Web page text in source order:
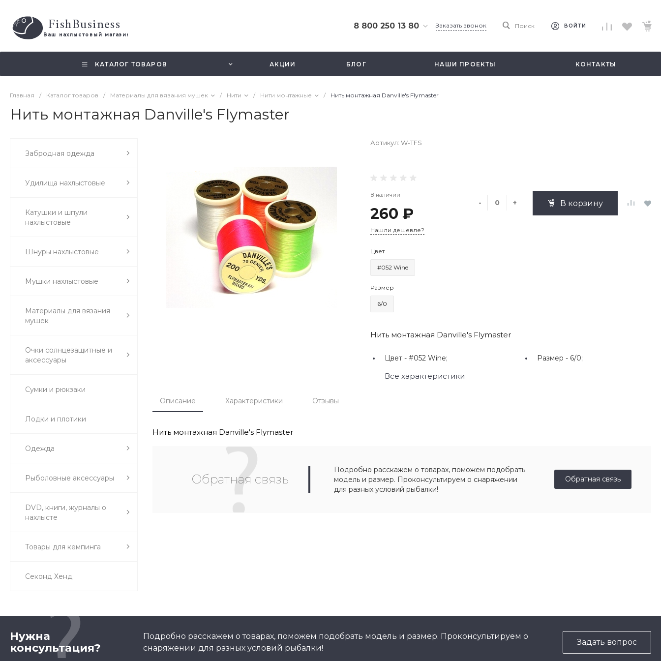
FishBusiness
Ваш нахлыстовый магазин
8 800 250 13 80
ул. Смольная 63б, этаж
2.5
info@fishbusinezz.ru
Заказать звонок Поиск ВОЙТИ
КАТАЛОГ ТОВАРОВ АКЦИИ БЛОГ НАШИ ПРОЕКТЫ КОНТАКТЫ
Главная / Каталог товаров / Материалы для вязания мушек / Нити / Нити монтажные / Нить монтажная Danville's Flymaster
Нить монтажная Danville's Flymaster
Забродная одежда
Удилища нахлыстовые
Катушки и шпули
нахлыстовые
Шнуры нахлыстовые
Мушки нахлыстовые
Материалы для вязания
мушек
Очки солнцезащитные и
аксессуары
Сумки и рюкзаки
Лодки и плотики
Одежда
Рыболовные аксессуары
DVD, книги, журналы о
нахлысте
Товары для кемпинга
Секонд Хенд
Артикул: W-TFS
В наличии
260 ₽
- + В корзину
Нашли дешевле?
Цвет
#052 Wine
Размер
6/0
Нить монтажная Danville's Flymaster
Цвет - #052 Wine; Размер - 6/0;
Все характеристики
Описание Характеристики Отзывы
Нить монтажная Danville's Flymaster
Обратная связь
Подробно расскажем о товарах, поможем подобрать
модель и размер. Проконсультируем о снаряжении
для разных условий рыбалки!
Обратная связь
Нужна
консультация?
Подробно расскажем о товарах, поможем подобрать модель и размер. Проконсультируем о
снаряжении для разных условий рыбалки!
Задать вопрос